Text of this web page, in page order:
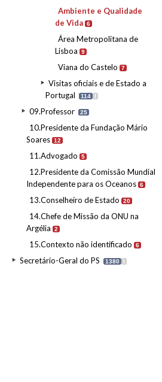
Ambiente e Qualidade
de Vida 6
Área Metropolitana de
Lisboa
9
Viana do Castelo 7
Visitas oficiais e de Estado a
Portugal
114 I
09.Professor 25
10.Presidente da Fundação Mário
Soares 12
11.Advogado 5
12.Presidente da Comissão Mundial
Independente para os Oceanos 6
13.Conselheiro de Estado 20
14.Chefe de Missão da ONU na
Argélia
2
15.Contexto não identificado 6
Secretário-Geral do PS 1380 I